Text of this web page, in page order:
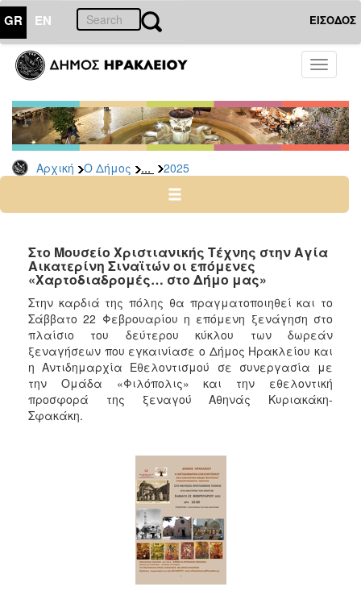
GR EN ΕΙΣΟΔΟΣ
Toggle
Αρχική Ο Δήμος ... 2025
ΔΗΜΟΣ
Δελτία
Τύπου
Αρχείο
2026
2024
2022
2020
2019
2018
2017
2016
Στο Μουσείο Χριστιανικής Τέχνης στην Αγία
Αικατερίνη Σιναϊτών οι επόμενες
«Χαρτοδιαδρομές… στο Δήμο μας»
Στην καρδιά της πόλης θα πραγματοποιηθεί και το
Σάββατο 22 Φεβρουαρίου η επόμενη ξενάγηση στο
πλαίσιο του δεύτερου κύκλου των δωρεάν
ξεναγήσεων που εγκαινίασε ο Δήμος Ηρακλείου και
η Αντιδημαρχία Εθελοντισμού σε συνεργασία με
την Ομάδα «Φιλόπολις» και την εθελοντική
προσφορά της ξεναγού Αθηνάς Κυριακάκη-
Σφακάκη.